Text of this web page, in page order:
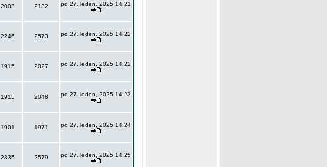
2003 2132 po 27. leden, 2025 14:21
2246 2573 po 27. leden, 2025 14:22
1915 2027 po 27. leden, 2025 14:22
1915 2048 po 27. leden, 2025 14:23
1901 1971 po 27. leden, 2025 14:24
2335 2579 po 27. leden, 2025 14:25